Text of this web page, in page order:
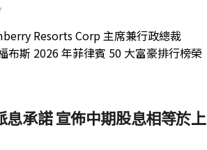
Resorts Corp 主席兼行政總裁
布斯 2026 年菲律賓 50 大富豪排行榜榮
息承諾 宣佈中期股息相等於上